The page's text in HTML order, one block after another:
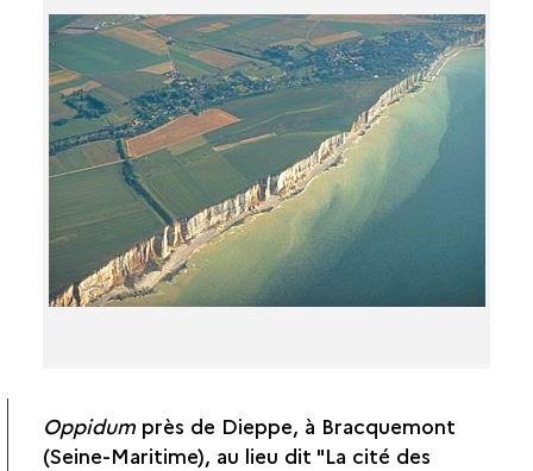
LES OPPIDA
LES COLLINES FORTIFIÉES
DIAPORAMA
LE "MURUS GALLICUS"
LES AEDEFICIA
LES ENCLOS SIMPLES ET FESTIFS
Oppidumprès de Dieppe, à Bracquemont
(Seine-Maritime), au lieu dit "La cité des